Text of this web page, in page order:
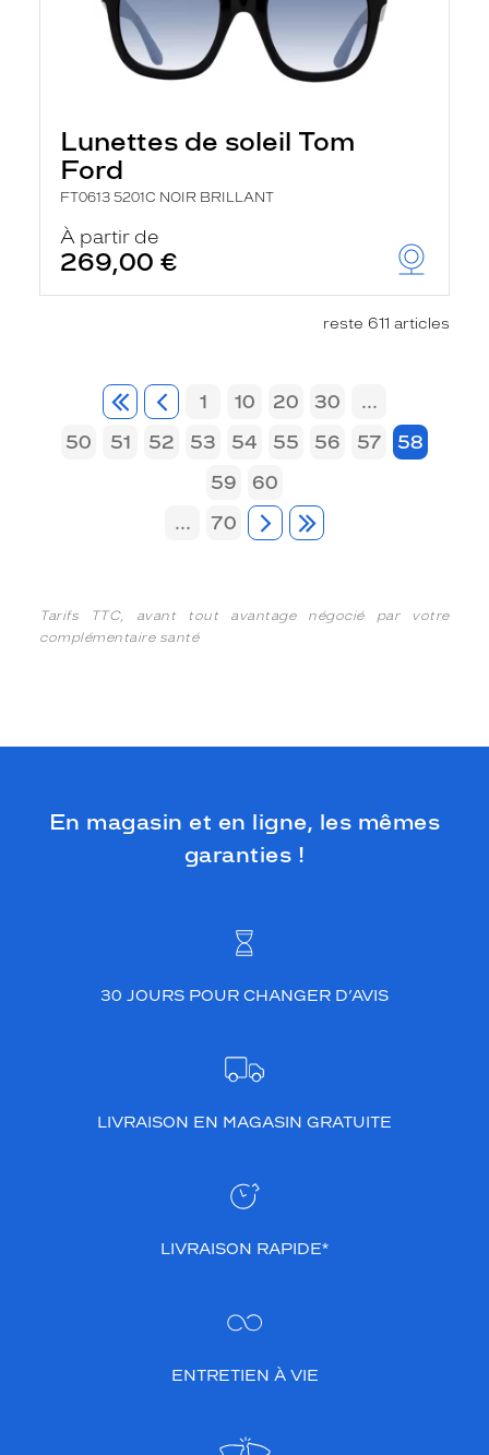
Lunettes de soleil Tom
Ford
FT0613 5201C NOIR BRILLANT
À partir de
269,00 €
reste 611 articles
1 10 20 30
...
50
51 52 53 54 55 56 57
58
59
60
...
70
Tarifs TTC, avant tout avantage négocié par votre
complémentaire santé
En magasin et en ligne, les mêmes
garanties !
30 JOURS POUR CHANGER D’AVIS
LIVRAISON EN MAGASIN GRATUITE
LIVRAISON RAPIDE*
ENTRETIEN À VIE